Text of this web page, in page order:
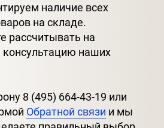
наличие всех
на складе.
рассчитывать на
наших
8 (495) 664-43-19 или
Обратной связи и мы